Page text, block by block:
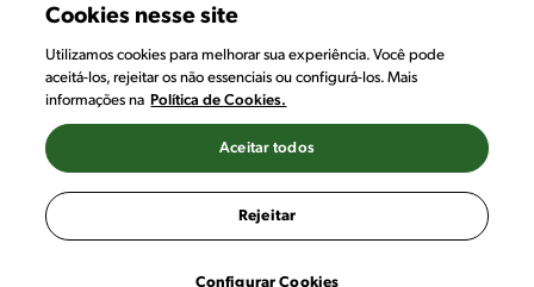
Cookies nesse site
Utilizamos cookies para melhorar sua experiência. Você pode
aceitá-los, rejeitar os não essenciais ou configurá-los. Mais
informações na Política de Cookies.
Configurar Cookies
Rejeitar
Aceitar todos